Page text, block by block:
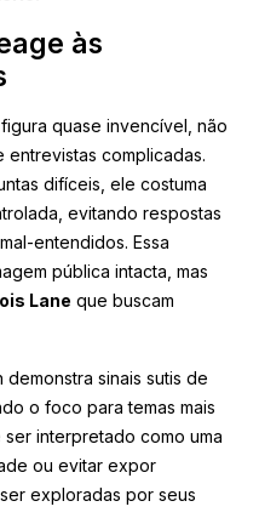
às
quase invencível, não
complicadas.
difíceis, ele costuma
evitando respostas
entendidos. Essa
pública intacta, mas
Lane que buscam
demonstra sinais sutis de
o foco para temas mais
interpretado como uma
ou evitar expor
exploradas por seus